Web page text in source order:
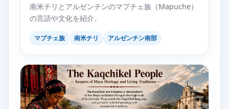
南米チリとアルゼンチンのマプチェ族（Mapuche）
の言語や文化を紹介。
マプチェ族 南米チリ アルゼンチン南部